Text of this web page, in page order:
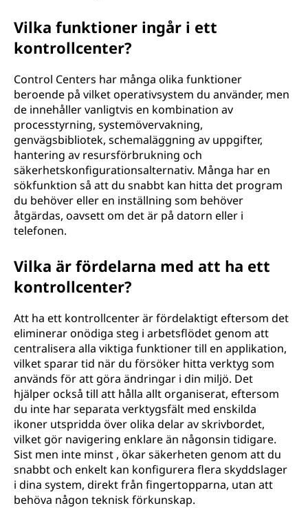
Vilka funktioner ingår i ett
kontrollcenter?
Control Centers har många olika funktioner
beroende på vilket operativsystem du använder, men
de innehåller vanligtvis en kombination av
processtyrning, systemövervakning,
genvägsbibliotek, schemaläggning av uppgifter,
hantering av resursförbrukning och
säkerhetskonfigurationsalternativ. Många har en
sökfunktion så att du snabbt kan hitta det program
du behöver eller en inställning som behöver
åtgärdas, oavsett om det är på datorn eller i
telefonen.
Vilka är fördelarna med att ha ett
kontrollcenter?
Att ha ett kontrollcenter är fördelaktigt eftersom det
eliminerar onödiga steg i arbetsflödet genom att
centralisera alla viktiga funktioner till en applikation,
vilket sparar tid när du försöker hitta verktyg som
används för att göra ändringar i din miljö. Det
hjälper också till att hålla allt organiserat, eftersom
du inte har separata verktygsfält med enskilda
ikoner utspridda över olika delar av skrivbordet,
vilket gör navigering enklare än någonsin tidigare.
Sist men inte minst , ökar säkerheten genom att du
snabbt och enkelt kan konfigurera flera skyddslager
i dina system, direkt från fingertopparna, utan att
behöva någon teknisk förkunskap.